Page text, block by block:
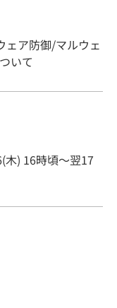
ェア防御/マルウェ
いて
木) 16時頃～翌17